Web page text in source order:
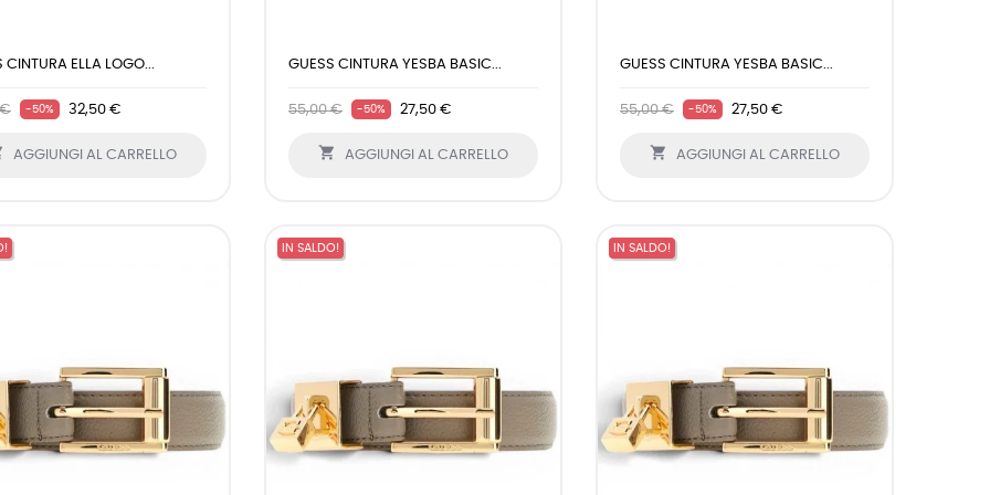
CINTURA ELLA LOGO...
€ -50% 32,50 €
AGGIUNGI AL CARRELLO
GUESS CINTURA YESBA BASIC...
55,00 € -50% 27,50 €
 AGGIUNGI AL CARRELLO
GUESS CINTURA YESBA BASIC...
55,00 € -50% 27,50 €
 AGGIUNGI AL CARRELLO
IN SALDO! IN SALDO!